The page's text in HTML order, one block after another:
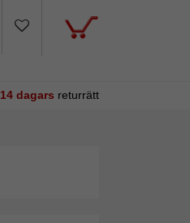
14 dagars returrätt